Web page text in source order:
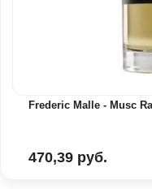
Frederic Malle - Musc
470,39 руб.